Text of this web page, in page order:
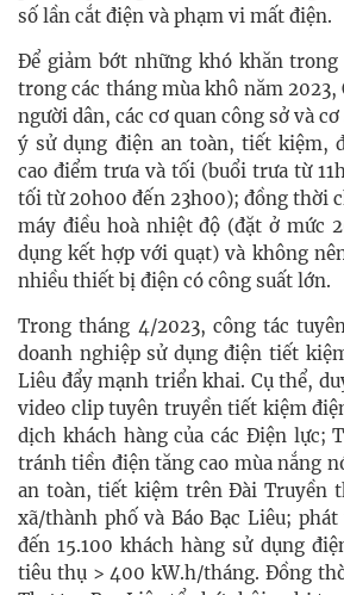
số lần cắt điện và phạm vi mất điện.
Để giảm bớt những khó khăn
trong các tháng mùa khô năm 2023,
người dân, các cơ quan công sở và
ý sử dụng điện an toàn, tiết kiệm,
cao điểm trưa và tối (buổi trưa từ
tối từ 20h00 đến 23h00); đồng thời
máy điều hoà nhiệt độ (đặt ở mức
dụng kết hợp với quạt) và không
nhiều thiết bị điện có công suất lớn.
Trong tháng 4/2023, công tác
doanh nghiệp sử dụng điện tiết
Liêu đẩy mạnh triển khai. Cụ thể, d
video clip tuyên truyền tiết kiệm
dịch khách hàng của các Điện lực;
tránh tiền điện tăng cao mùa nắng
an toàn, tiết kiệm trên Đài Truyền
xã/thành phố và Báo Bạc Liêu;
đến 15.100 khách hàng sử dụng
tiêu thụ > 400 kW.h/tháng. Đồng